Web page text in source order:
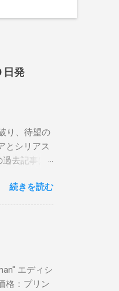
日発
り、待望の
とシリアス
去記事は
×
続きを読む
エディシ
格：プリン